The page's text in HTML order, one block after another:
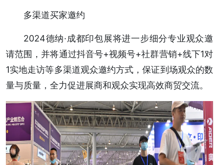
多渠道买家邀约
2024德纳·成都印包展将进一步细分专业观众邀
请范围，并将通过抖音号+视频号+社群营销+线下1对
1实地走访等多渠道观众邀约方式，保证到场观众的数
量与质量，全力促进展商和观众实现高效商贸交流。